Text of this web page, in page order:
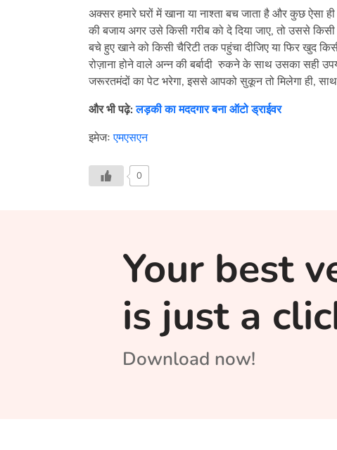
अक्सर हमारे घरों में खाना या नाश्ता बच जाता है और कुछ ऐसा
की बजाय अगर उसे किसी गरीब को दे दिया जाए, तो उससे
बचे हुए खाने को किसी चैरिटी तक पहुंचा दीजिए या फिर खुद
रोज़ाना होने वाले अन्न की बर्बादी रुकने के साथ उसका सही
जरूरतमंदों का पेट भरेगा, इससे आपको सुकून तो मिलेगा ही, साथ
और भी पढ़े:लड़की का मददगार बना ऑटो ड्राईवर
इमेजःएमएसएन
0
Your best
is just a
Download now!